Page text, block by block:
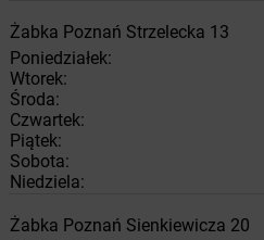
Żabka Poznań Strzelecka 13
Poniedziałek:
Wtorek:
Środa:
Czwartek:
Piątek:
Sobota:
Niedziela:
Żabka Poznań Sienkiewicza 20